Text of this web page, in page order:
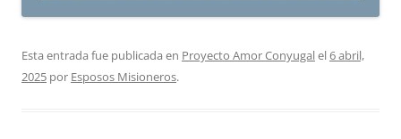
Esta entrada fue publicada en Proyecto Amor Conyugalel6 abril,
2025 por Esposos Misioneros.